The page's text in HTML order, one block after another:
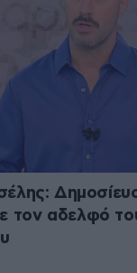
τον αδελφό